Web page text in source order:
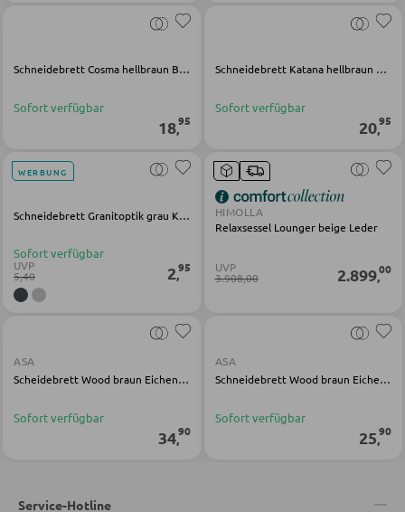
STÜHLE
Esszimmerstühle
Sitzbänke
Eckbänke
Tisch- und Eckbankgruppen
BADEZIMMER
Badezimmerschränke
Waschbecken und Armaturen
Badeinrichtungen
Badaccessoires
Schneidebrett Cosma hellbraun Bambus
Sofort verfügbar
18,95
Schneidebrett Katana hellbraun Bambus
Sofort verfügbar
20,95
WERBUNG
Schneidebrett Granitoptik grau Kunststoff
Sofort verfügbar
UVP
5,40 2,95
HIMOLLA
Relaxsessel Lounger beige Leder
UVP
3.908,00 2.899,00
ASA
Scheidebrett Wood braun Eichenholz
Sofort verfügbar
34,90
ASA
Schneidebrett Wood braun Eichenholz
Sofort verfügbar
25 ,90
Service-Hotline